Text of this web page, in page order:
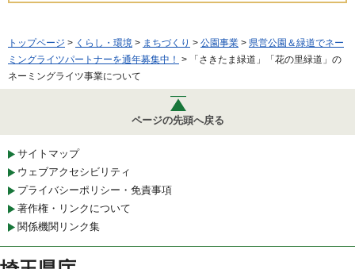
トップページ > くらし・環境 > まちづくり > 公園事業 > 県営公園＆緑道でネー
ミングライツパートナーを通年募集中！ > 「さきたま緑道」「花の里緑道」の
ネーミングライツ事業について
ページの先頭へ戻る
サイトマップ
ウェブアクセシビリティ
プライバシーポリシー・免責事項
著作権・リンクについて
関係機関リンク集